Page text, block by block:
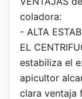
coladora:
- ALTA
EL
estabiliza el
apicultor
clara ventaja